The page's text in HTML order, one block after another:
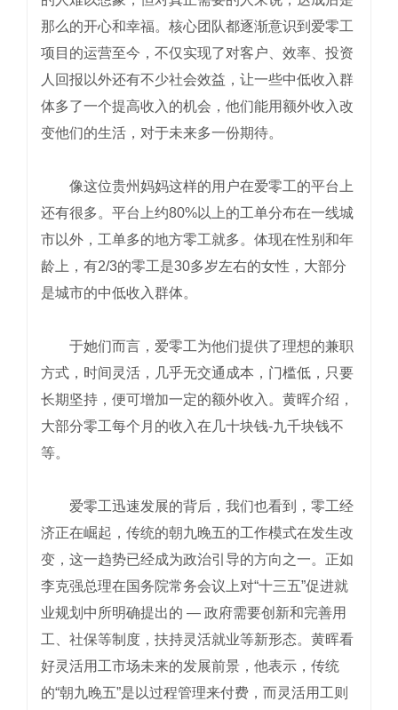
那么的开心和幸福。核心团队都逐渐意识到爱零工
项目的运营至今，不仅实现了对客户、效率、投资
人回报以外还有不少社会效益，让一些中低收入群
体多了一个提高收入的机会，他们能用额外收入改
变他们的生活，对于未来多一份期待。
像这位贵州妈妈这样的用户在爱零工的平台上
还有很多。平台上约80%以上的工单分布在一线城
市以外，工单多的地方零工就多。体现在性别和年
龄上，有2/3的零工是30多岁左右的女性，大部分
是城市的中低收入群体。
于她们而言，爱零工为他们提供了理想的兼职
方式，时间灵活，几乎无交通成本，门槛低，只要
长期坚持，便可增加一定的额外收入。黄晖介绍，
大部分零工每个月的收入在几十块钱-九千块钱不
等。
爱零工迅速发展的背后，我们也看到，零工经
济正在崛起，传统的朝九晚五的工作模式在发生改
变，这一趋势已经成为政治引导的方向之一。正如
李克强总理在国务院常务会议上对“十三五”促进就
业规划中所明确提出的 — 政府需要创新和完善用
工、社保等制度，扶持灵活就业等新形态。黄晖看
好灵活用工市场未来的发展前景，他表示，传统
的“朝九晚五”是以过程管理来付费，而灵活用工则